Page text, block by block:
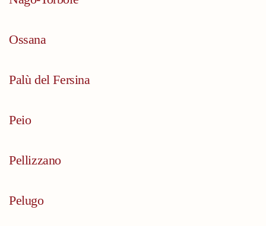
Ossana
Palù del Fersina
Peio
Pellizzano
Pelugo